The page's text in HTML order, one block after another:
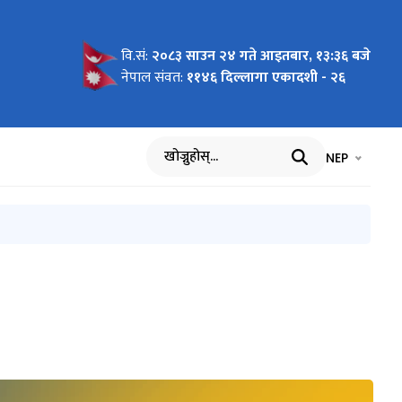
लागि
लागि
।! वि.सं: २०८३ साउन २४ गते आइतबार, १३:३६ बजे
नेपाल संवत: ११४६ दिल्लागा एकादशी - २६
खोज्नुहोस् भाषा चयन
NEP